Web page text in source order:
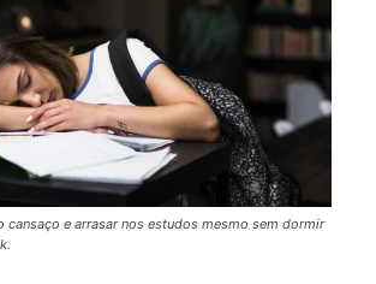
cansaço e arrasar nos estudos mesmo sem dormir